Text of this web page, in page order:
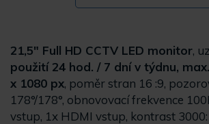
21,5" Full HD CCTV LED monitor,
použití 24 hod. / 7 dní v týdnu,
x 1080 px, poměr stran 16 :9,
178°/178°, obnovovací frekvence
vstup, 1x HDMI vstup, kontrast